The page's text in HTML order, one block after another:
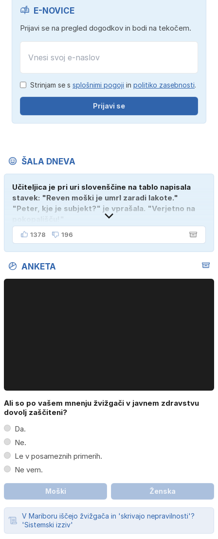
E-NOVICE
Prijavi se na pregled dogodkov in bodi na tekočem.
Strinjam se s splošnimi pogoji in politiko zasebnosti.
Prijavi se
ŠALA DNEVA
Učiteljica je pri uri slovenščine na tablo napisala
stavek: "Reven moški je umrl zaradi lakote."
"Peter, kje je subjekt?" je vprašala. "Verjetno na
1378 196
ANKETA
Ali so po vašem mnenju žvižgači v javnem zdravstvu
dovolj zaščiteni?
Da.
Ne.
Le v posameznih primerih.
Ne vem.
Moški Ženska
V Mariboru iščejo žvižgača in 'skrivajo nepravilnosti'?
'Sistemski izziv'